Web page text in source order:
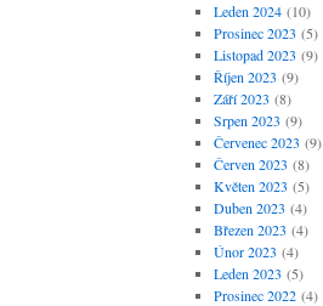
Leden 2024(10)
Prosinec 2023 (5)
Listopad 2023 (9)
Říjen 2023 (9)
Září 2023 (8)
Srpen 2023 (9)
Červenec 2023 (9)
Červen 2023 (8)
Květen 2023 (5)
Duben 2023 (4)
Březen 2023 (4)
Únor 2023 (4)
Leden 2023 (5)
Prosinec 2022(4)